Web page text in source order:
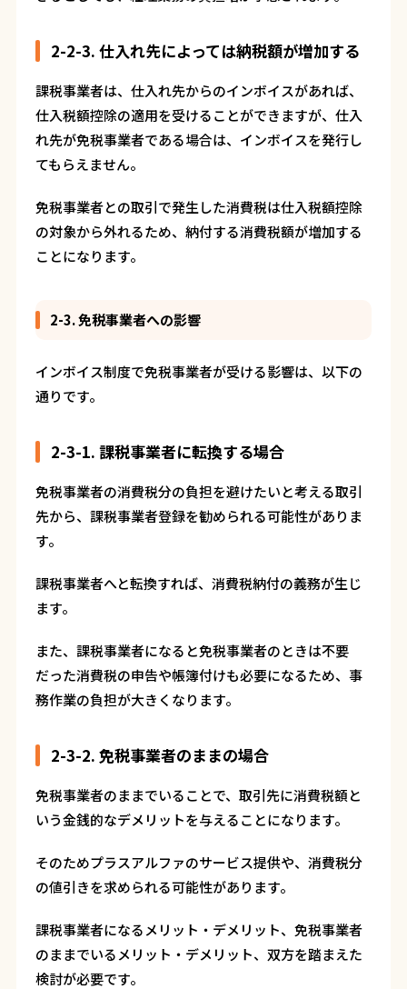
2-2-3. 仕入れ先によっては納税額が増加する
課税事業者は、仕入れ先からのインボイスがあれば、
仕入税額控除の適用を受けることができますが、仕入
れ先が免税事業者である場合は、インボイスを発行し
てもらえません。
免税事業者との取引で発生した消費税は仕入税額控除
の対象から外れるため、納付する消費税額が増加する
ことになります。
2-3. 免税事業者への影響
インボイス制度で免税事業者が受ける影響は、以下の
通りです。
2-3-1. 課税事業者に転換する場合
免税事業者の消費税分の負担を避けたいと考える取引
先から、課税事業者登録を勧められる可能性がありま
す。
課税事業者へと転換すれば、消費税納付の義務が生じ
ます。
また、課税事業者になると免税事業者のときは不要
だった消費税の申告や帳簿付けも必要になるため、事
務作業の負担が大きくなります。
2-3-2. 免税事業者のままの場合
免税事業者のままでいることで、取引先に消費税額と
いう金銭的なデメリットを与えることになります。
そのためプラスアルファのサービス提供や、消費税分
の値引きを求められる可能性があります。
課税事業者になるメリット・デメリット、免税事業者
のままでいるメリット・デメリット、双方を踏まえた
検討が必要です。